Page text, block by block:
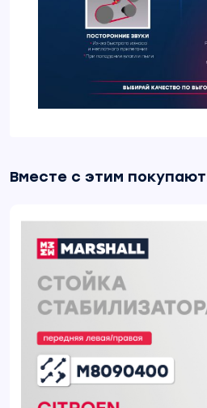
Вместе с этим